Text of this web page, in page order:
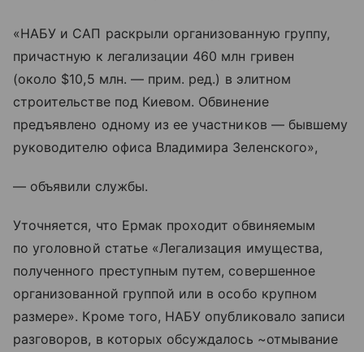
«НАБУ и САП раскрыли организованную группу,
причастную к легализации 460 млн гривен
(около $10,5 млн. — прим. ред.) в элитном
строительстве под Киевом. Обвинение
предъявлено одному из ее участников — бывшему
руководителю офиса Владимира Зеленского»,
— объявили службы.
Уточняется, что Ермак проходит обвиняемым
по уголовной статье «Легализация имущества,
полученного преступным путем, совершенное
организованной группой или в особо крупном
размере». Кроме того, НАБУ опубликовало записи
разговоров, в которых обсуждалось ~отмывание